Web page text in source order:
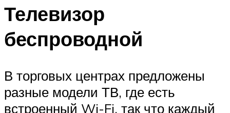
Телевизор
беспроводной
В торговых центрах предложены
разные модели ТВ, где есть
встроенный Wi-Fi, так что каждый